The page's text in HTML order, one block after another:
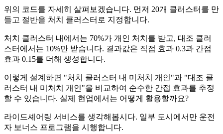
위의 코드를 자세히 살펴보겠습니다. 먼저 20개 클러스터를 만
들고 절반을 처치 클러스터로 지정합니다.
처치 클러스터 내에서는 70%가 개인 처치를 받고, 대조 클러
스터에서는 10%만 받습니다. 결과값은 직접 효과 0.3과 간접
효과 0.15를 더해 생성합니다.
이렇게 설계하면 "처치 클러스터 내 미처치 개인"과 "대조 클
러스터 내 미처치 개인"을 비교하여 순수한 간접 효과를 추정
할 수 있습니다. 실제 현업에서는 어떻게 활용할까요?
라이드셰어링 서비스를 생각해봅시다. 일부 도시에서만 운전
자 보너스 프로그램을 시행합니다.